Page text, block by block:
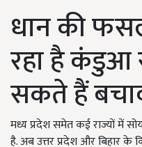
धान की
रहा है कंडुआ
सकते हैं
मध्य प्रदेश समेत कई राज्यों में
है. अब उत्तर प्रदेश और बिहार